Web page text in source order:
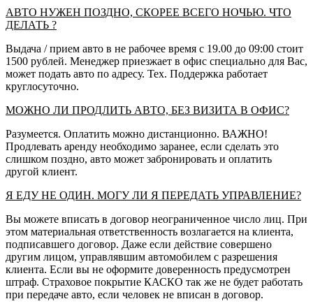
АВТО НУЖЕН ПОЗДНО, СКОРЕЕ ВСЕГО НОЧЬЮ. ЧТО
ДЕЛАТЬ ?
Выдача / прием авто в не рабочее время с 19.00 до 09:00 стоит
1500 рублей. Менеджер приезжает в офис специально для Вас,
может подать авто по адресу. Тех. Поддержка работает
круглосуточно.
МОЖНО ЛИ ПРОДЛИТЬ АВТО, БЕЗ ВИЗИТА В ОФИС?
Разумеется. Оплатить можно дистанционно. ВАЖНО!
Продлевать аренду необходимо заранее, если сделать это
слишком поздно, авто может забронировать и оплатить
другой клиент.
Я ЕДУ НЕ ОДИН. МОГУ ЛИ Я ПЕРЕДАТЬ УПРАВЛЕНИЕ?
Вы можете вписать в договор неограниченное число лиц. При
этом материальная ответственность возлагается на клиента,
подписавшего договор. Даже если действие совершено
другим лицом, управлявшим автомобилем с разрешения
клиента. Если вы не оформите доверенность предусмотрен
штраф. Страховое покрытие КАСКО так же не будет работать
при передаче авто, если человек не вписан в договор.